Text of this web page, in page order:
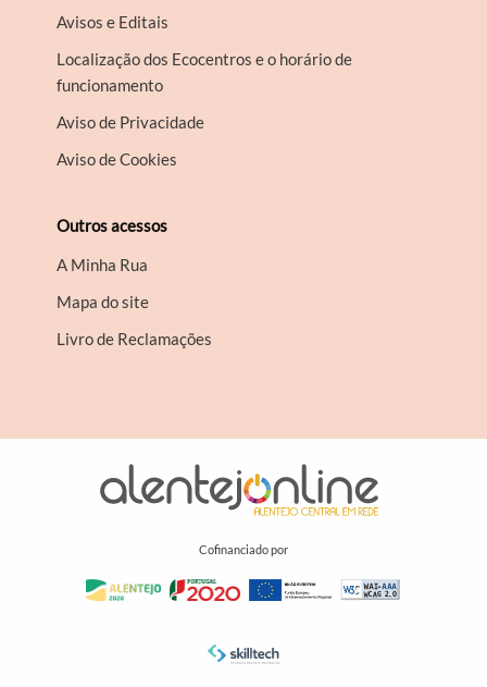
Avisos e Editais
Localização dos Ecocentros e o horário de
funcionamento
Aviso de Privacidade
Aviso de Cookies
Outros acessos
A Minha Rua
Mapa do site
Livro de Reclamações
Cofinanciado por